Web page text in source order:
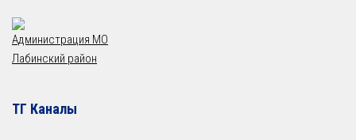
Администрация МО
Лабинский район
ТГ Каналы